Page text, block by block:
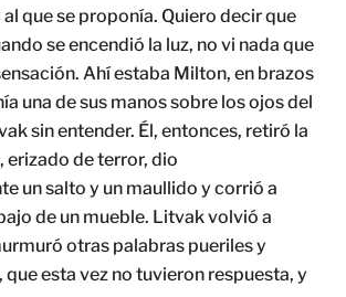
que se proponía. Quiero decir que
se encendió la luz, no vi nada que
Ahí estaba Milton, en brazos
una de sus manos sobre los ojos del
sin entender. Él, entonces, retiró la
erizado de terror, dio
un salto y un maullido y corrió a
de un mueble. Litvak volvió a
otras palabras pueriles y
esta vez no tuvieron respuesta, y